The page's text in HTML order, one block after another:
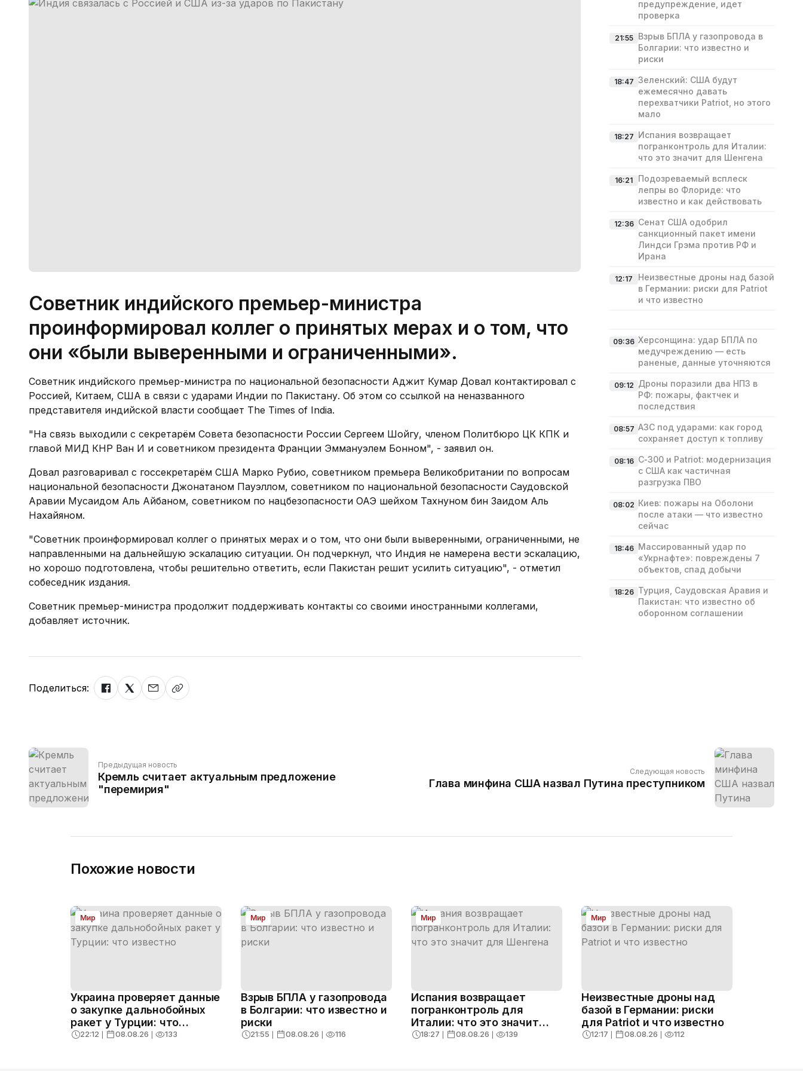
Советник индийского премьер-министра
проинформировал коллег о принятых мерах и о том, что
они «были выверенными и ограниченными».
Советник индийского премьер-министра по национальной безопасности Аджит Кумар Довал контактировал с
Россией, Китаем, США в связи с ударами Индии по Пакистану. Об этом со ссылкой на неназванного
представителя индийской власти сообщает The Times of India.
"На связь выходили с секретарём Совета безопасности России Сергеем Шойгу, членом Политбюро ЦК КПК и
главой МИД КНР Ван И и советником президента Франции Эммануэлем Бонном", - заявил он.
Довал разговаривал с госсекретарём США Марко Рубио, советником премьера Великобритании по вопросам
национальной безопасности Джонатаном Пауэллом, советником по национальной безопасности Саудовской
Аравии Мусаидом Аль Айбаном, советником по нацбезопасности ОАЭ шейхом Тахнуном бин Заидом Аль
Нахайяном.
"Советник проинформировал коллег о принятых мерах и о том, что они были выверенными, ограниченными, не
направленными на дальнейшую эскалацию ситуации. Он подчеркнул, что Индия не намерена вести эскалацию,
но хорошо подготовлена, чтобы решительно ответить, если Пакистан решит усилить ситуацию", - отметил
собеседник издания.
Советник премьер-министра продолжит поддерживать контакты со своими иностранными коллегами,
добавляет источник.
Поделиться:
предупреждение, идет
проверка
21:55
Взрыв БПЛА у газопровода в
Болгарии: что известно и
риски
18:47 Зеленский: США будут
ежемесячно давать
перехватчики Patriot, но этого
мало
18:27 Испания возвращает
погранконтроль для Италии:
что это значит для Шенгена
16:21
Подозреваемый всплеск
лепры во Флориде: что
известно и как действовать
12:36 Сенат США одобрил
санкционный пакет имени
Линдси Грэма против РФ и
Ирана
12:17
Неизвестные дроны над базой
в Германии: риски для Patriot
и что известно
09:36 Херсонщина: удар БПЛА по
медучреждению — есть
раненые, данные уточняются
09:12 Дроны поразили два НПЗ в
РФ: пожары, фактчек и
последствия
08:57 АЗС под ударами: как город
сохраняет доступ к топливу
08:16 С‑300 и Patriot: модернизация
с США как частичная
разгрузка ПВО
08:02 Киев: пожары на Оболони
после атаки — что известно
сейчас
18:46 Массированный удар по
«Укрнафте»: повреждены 7
объектов, спад добычи
18:26 Турция, Саудовская Аравия и
Пакистан: что известно об
оборонном соглашении
Предыдущая новость
Кремль считает актуальным предложение
"перемирия"
Следующая новость
Глава минфина США назвал Путина преступником
Похожие новости
Мир
Украина проверяет данные
о закупке дальнобойных
ракет у Турции: что
известно
22:12 ❘ 08.08.26 ❘ 133
Мир
Взрыв БПЛА у газопровода
в Болгарии: что известно и
риски
21:55 ❘ 08.08.26 ❘ 116
Мир
Испания возвращает
погранконтроль для
Италии: что это значит
для Шенгена
18:27 ❘ 08.08.26 ❘ 139
Мир
Неизвестные дроны над
базой в Германии: риски
для Patriot и что известно
12:17 ❘ 08.08.26 ❘ 112